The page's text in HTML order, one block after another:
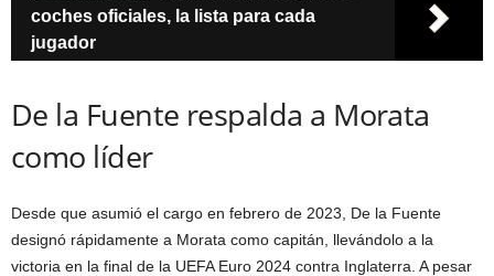
coches oficiales, la lista para cada
jugador
De la Fuente respalda a Morata
como líder
Desde que asumió el cargo en febrero de 2023, De la Fuente
designó rápidamente a Morata como capitán, llevándolo a la
victoria en la final de la UEFA Euro 2024 contra Inglaterra. A pesar